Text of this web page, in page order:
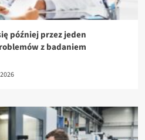
później przez jeden
z badaniem